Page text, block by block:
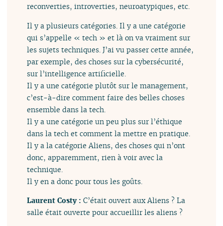
reconverties, introverties, neuroatypiques, etc.
Il y a plusieurs catégories. Il y a une catégorie
qui s’appelle « tech » et là on va vraiment sur
les sujets techniques. J’ai vu passer cette année,
par exemple, des choses sur la cybersécurité,
sur l’intelligence artificielle.
Il y a une catégorie plutôt sur le management,
c’est-à-dire comment faire des belles choses
ensemble dans la tech.
Il y a une catégorie un peu plus sur l’éthique
dans la tech et comment la mettre en pratique.
Il y a la catégorie Aliens, des choses qui n’ont
donc, apparemment, rien à voir avec la
technique.
Il y en a donc pour tous les goûts.
Laurent Costy :C’était ouvert aux Aliens ? La
salle était ouverte pour accueillir les aliens ?